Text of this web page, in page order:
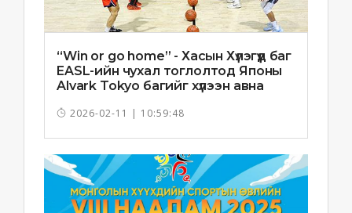
“Win or go home” - Хасын Хүлэгүүд баг
EASL-ийн чухал тоглолтод Японы
Alvark Tokyo багийг хүлээн авна
2026-02-11 | 10:59:48